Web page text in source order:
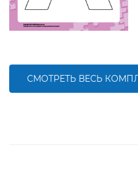
СМОТРЕТЬ ВЕСЬ